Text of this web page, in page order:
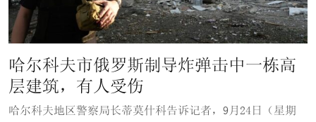
哈尔科夫市俄罗斯制导炸弹击中一栋高
层建筑，有人受伤
哈尔科夫地区警察局长蒂莫什科告诉记者，9月24日（星期